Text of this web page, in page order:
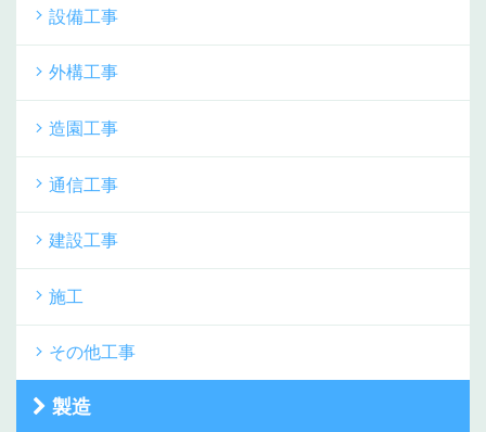
設備工事
外構工事
造園工事
通信工事
建設工事
施工
その他工事
製造